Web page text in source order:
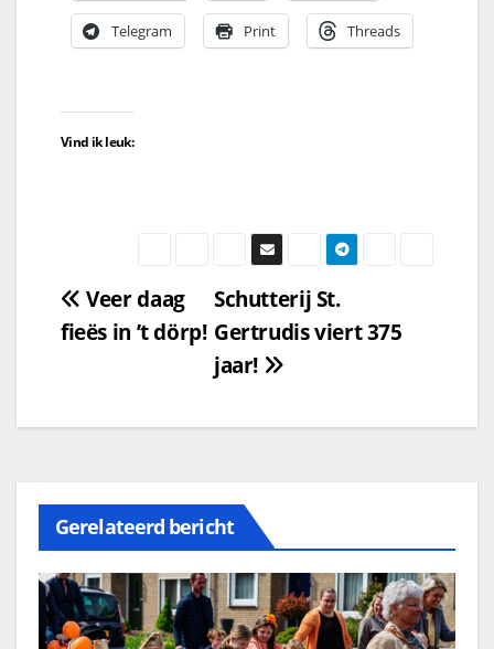
Telegram Print Threads
Vind ik leuk:
Schutterij St.
Gertrudis viert 375
jaar!
Veer daag
fieës in ’t dörp!
Gerelateerd bericht